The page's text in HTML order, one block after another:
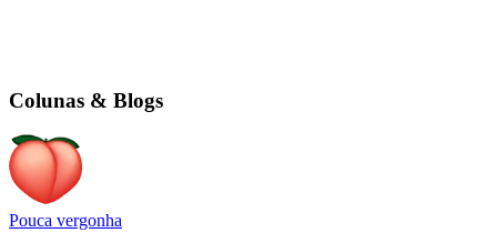
Colunas & Blogs
Pouca vergonha